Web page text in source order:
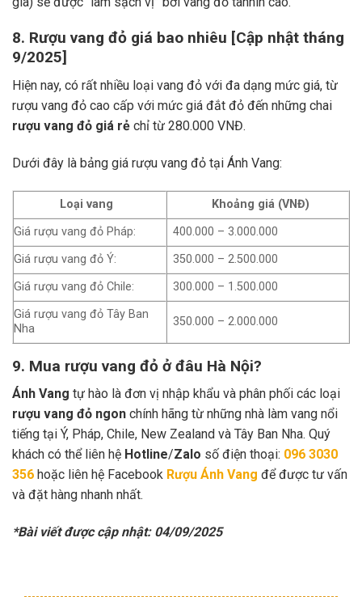
8. Rượu vang đỏ giá bao nhiêu [Cập nhật tháng
9/2025]
Hiện nay, có rất nhiều loại vang đỏ với đa dạng mức giá, từ
rượu vang đỏ cao cấp với mức giá đắt đỏ đến những chai
rượu vang đỏ giá rẻ chỉ từ 280.000 VNĐ.
Dưới đây là bảng giá rượu vang đỏ tại Ánh Vang:
Loại vang
Khoảng giá (VNĐ)
Giá rượu vang đỏ Pháp:
400.000 – 3.000.000
Giá rượu vang đỏ Ý:
350.000 – 2.500.000
Giá rượu vang đỏ Chile:
300.000 – 1.500.000
Giá rượu vang đỏ Tây Ban
Nha
350.000 – 2.000.000
9. Mua rượu vang đỏ ở đâu Hà Nội?
Ánh Vang tự hào là đơn vị nhập khẩu và phân phối các loại
rượu vang đỏ ngon chính hãng từ những nhà làm vang nổi
tiếng tại Ý, Pháp, Chile, New Zealand và Tây Ban Nha. Quý
khách có thể liên hệ Hotline/Zalo số điện thoại: 096 3030
356 hoặc liên hệ Facebook Rượu Ánh Vang để được tư vấn
và đặt hàng nhanh nhất.
*Bài viết được cập nhật: 04/09/2025